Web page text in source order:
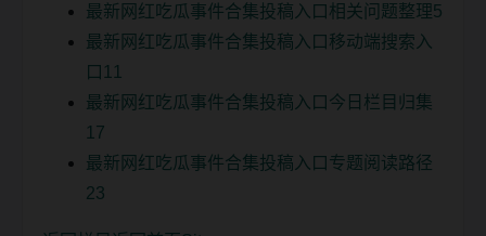
最新网红吃瓜事件合集投稿入口相关问题整理5
最新网红吃瓜事件合集投稿入口移动端搜索入
口11
最新网红吃瓜事件合集投稿入口今日栏目归集
17
最新网红吃瓜事件合集投稿入口专题阅读路径
23